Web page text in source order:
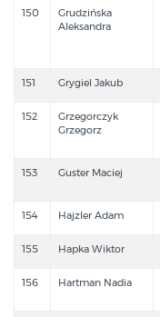
150
Grudzińska
Aleksandra
151 Grygiel Jakub
152
Grzegorczyk
Grzegorz
153 Guster Maciej
154 Hajzler Adam
155 Hapka Wiktor
156 Hartman Nadia